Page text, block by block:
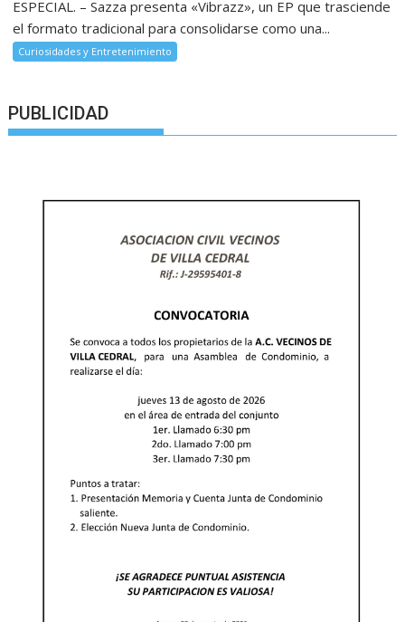
ESPECIAL. – Sazza presenta «Vibrazz», un EP que trasciende
el formato tradicional para consolidarse como una...
Curiosidades y Entretenimiento
PUBLICIDAD